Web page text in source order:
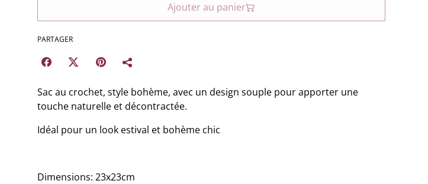
Ajouter au panier
PARTAGER
Sac au crochet, style bohème, avec un design souple pour apporter une
touche naturelle et décontractée.
Idéal pour un look estival et bohème chic
Dimensions: 23x23cm